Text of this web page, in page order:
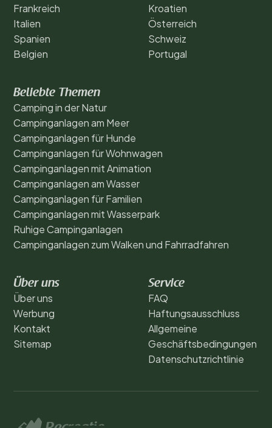
Frankreich
Italien
Spanien
Belgien
Kroatien
Österreich
Schweiz
Portugal
Beliebte Themen
Camping in der Natur
Campinganlagen am Meer
Campinganlagen für Hunde
Campinganlagen für Wohnwagen
Campinganlagen mit Animation
Campinganlagen am Wasser
Campinganlagen für Familien
Campinganlagen mit Wasserpark
Ruhige Campinganlagen
Campinganlagen zum Walken und Fahrradfahren
Über uns
Über uns
Werbung
Kontakt
Sitemap
Service
FAQ
Haftungsausschluss
Allgemeine
Geschäftsbedingungen
Datenschutzrichtlinie